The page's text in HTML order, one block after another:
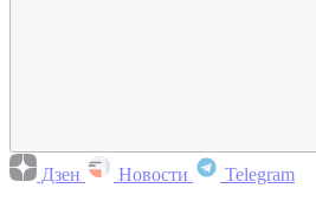
Дзен Новости Telegram